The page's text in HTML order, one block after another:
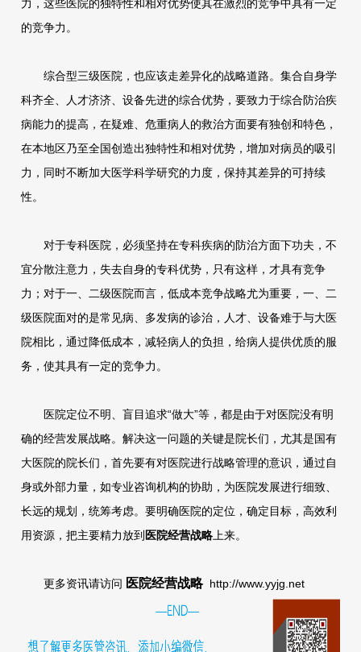
力，这些医院的独特性和相对优势使其在激烈的竞争中具有一定
的竞争力。
综合型三级医院，也应该走差异化的战略道路。集合自身学
科齐全、人才济济、设备先进的综合优势，要致力于综合防治疾
病能力的提高，在疑难、危重病人的救治方面要有独创和特色，
在本地区乃至全国创造出独特性和相对优势，增加对病员的吸引
力，同时不断加大医学科学研究的力度，保持其差异的可持续
性。
对于专科医院，必须坚持在专科疾病的防治方面下功夫，不
宜分散注意力，失去自身的专科优势，只有这样，才具有竞争
力；对于一、二级医院而言，低成本竞争战略尤为重要，一、二
级医院面对的是常见病、多发病的诊治，人才、设备难于与大医
院相比，通过降低成本，减轻病人的负担，给病人提供优质的服
务，使其具有一定的竞争力。
医院定位不明、盲目追求“做大”等，都是由于对医院没有明
确的经营发展战略。解决这一问题的关键是院长们，尤其是国有
大医院的院长们，首先要有对医院进行战略管理的意识，通过自
身或外部力量，如专业咨询机构的协助，为医院发展进行细致、
长远的规划，统筹考虑。要明确医院的定位，确定目标，高效利
用资源，把主要精力放到 医院经营战略上来。
更多资讯请访问 医院经营战略 http://www.yyjg.net